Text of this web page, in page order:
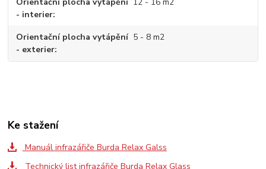
- interier
Orientační plocha vytápění
- exterier
5 - 8 m2
Ke stažení
Manuál infrazářiče Burda Relax Galss
Technický list infrazářiče Burda Relax Glass